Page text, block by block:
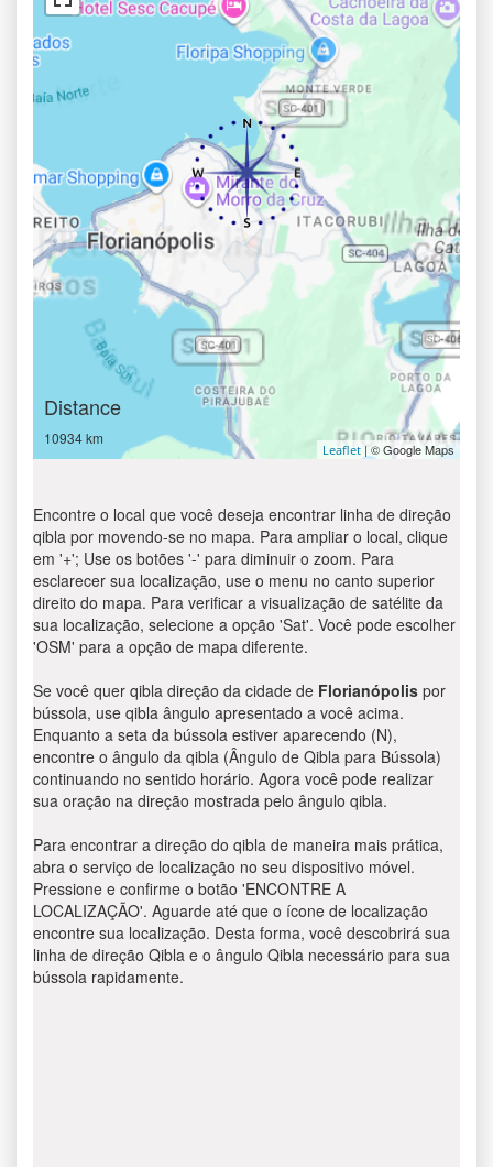
Distance
10934 km
Leaflet | © Google Maps
Encontre o local que você deseja encontrar linha de direção
qibla por movendo-se no mapa. Para ampliar o local, clique
em '+'; Use os botões '-' para diminuir o zoom. Para
esclarecer sua localização, use o menu no canto superior
direito do mapa. Para verificar a visualização de satélite da
sua localização, selecione a opção 'Sat'. Você pode escolher
'OSM' para a opção de mapa diferente.
Se você quer qibla direção da cidade de Florianópolis por
bússola, use qibla ângulo apresentado a você acima.
Enquanto a seta da bússola estiver aparecendo (N),
encontre o ângulo da qibla (Ângulo de Qibla para Bússola)
continuando no sentido horário. Agora você pode realizar
sua oração na direção mostrada pelo ângulo qibla.
Para encontrar a direção do qibla de maneira mais prática,
abra o serviço de localização no seu dispositivo móvel.
Pressione e confirme o botão 'ENCONTRE A
LOCALIZAÇÃO'. Aguarde até que o ícone de localização
encontre sua localização. Desta forma, você descobrirá sua
linha de direção Qibla e o ângulo Qibla necessário para sua
bússola rapidamente.